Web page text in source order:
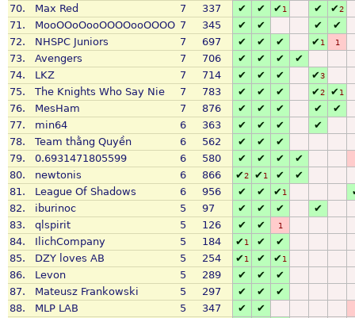
70. Max Red 7 337 ✔ ✔ ✔1 ✔ ✔2
71. MooOOoOooOOOOooOOOO 7 345 ✔ ✔ ✔
✔
72.
NHSPC Juniors 7 697 ✔ ✔ ✔ ✔1 1
73. Avengers 7 706 ✔ ✔ ✔
✔
74.
LKZ 7 714 ✔ ✔ ✔ ✔3
75. The Knights Who Say Nie 7 783 ✔ ✔ ✔ ✔2 ✔1
76. MesHam 7 876 ✔ ✔ ✔ ✔
✔
77.
min64 6 363 ✔ ✔ ✔
✔
78.
Team thằng Quyền 6 562 ✔ ✔
✔
79.
0.6931471805599 6 580 ✔ ✔ ✔ ✔
80. newtonis 6 866 ✔2 ✔1 ✔
✔
81.
League Of Shadows 6 956 ✔ ✔ ✔1
82.
iburinoc 5 97 ✔ ✔ ✔
✔
83.
qlspirit 5 126 ✔ ✔ 1
84. IlichCompany 5 184 ✔1 ✔
✔
85.
DZY loves AB 5 254 ✔1 ✔ ✔1
86. Levon 5 289 ✔ ✔
✔
87.
Mateusz Frankowski 5 297 ✔ ✔
✔
88.
MLP LAB 5 347 ✔ ✔